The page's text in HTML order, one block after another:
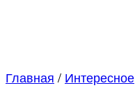
Главная / Интересное